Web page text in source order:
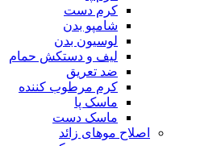
کرم دست
شامپو بدن
لوسیون بدن
لیف و دستکش حمام
ضد تعریق
کرم مرطوب کننده
ماسک پا
ماسک دست
اصلاح موهای زائد